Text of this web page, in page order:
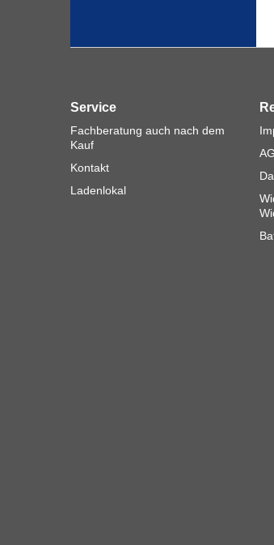
Service
Fachberatung auch nach dem
Kauf
Kontakt
Ladenlokal